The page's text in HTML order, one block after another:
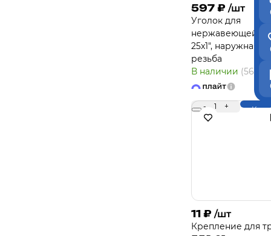
597 ₽ /шт
Уголок для
нержавеющей
25x1", наружная
резьба
В наличии (56)
- 1 +
11 ₽ /шт
Крепление для